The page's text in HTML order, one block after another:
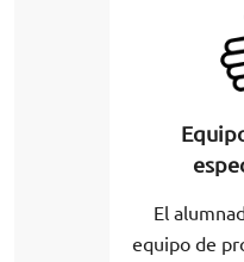
El
equipo de